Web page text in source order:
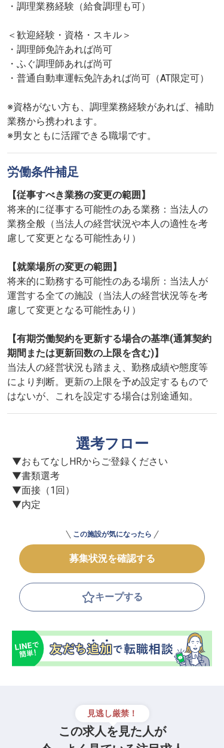
・調理業務経験（給食調理も可）
＜歓迎経験・資格・スキル＞
・調理師免許あれば尚可
・ふぐ調理師あれば尚可
・普通自動車運転免許あれば尚可（AT限定可）
※資格がない方も、調理業務経験があれば、補助
業務から携われます。
※男女ともに活躍できる職場です。
労働条件補足
【従事すべき業務の変更の範囲】
将来的に従事する可能性のある業務：当法人の
業務全般（当法人の経営状況や本人の適性を考
慮して変更となる可能性あり）
【就業場所の変更の範囲】
将来的に勤務する可能性のある場所：当法人が
運営する全ての施設（当法人の経営状況等を考
慮して変更となる可能性あり）
【有期労働契約を更新する場合の基準(通算契約
期間または更新回数の上限を含む)】
当法人の経営状況も踏まえ、勤務成績や態度等
により判断。更新の上限を予め設定するもので
はないが、これを設定する場合は別途通知。
選考フロー
▼おもてなしHRからご登録ください
▼書類選考
▼面接（1回）
▼内定
この施設が気になったら
募集状況を確認する
キープする
見逃し厳禁！
この求人を見た人が